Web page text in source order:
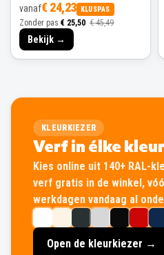
vanaf€ 24,23 KLUSPAS
Zonder pas € 25,50 € 45,49
Bekijk →
KLEURKIEZER
Verf in élke
Kies online uit 140+ RAL-
verf gratis in de winkel,
werkdagen vandaag al
Open de kleurkiezer →